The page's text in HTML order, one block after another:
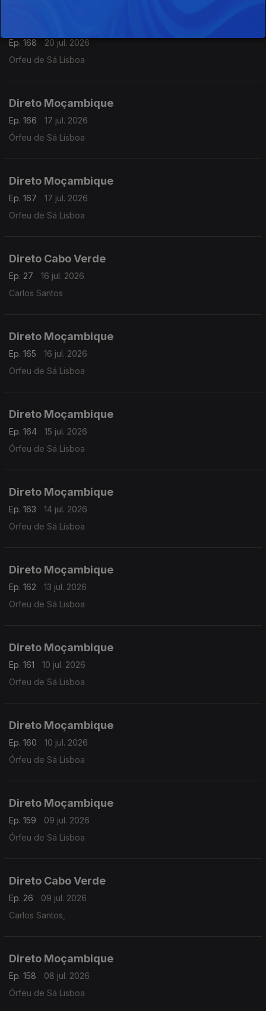
Ep. 168
20 jul. 2026
Orfeu de Sá Lisboa
Direto Moçambique
Ep. 166
17 jul. 2026
Órfeu de Sá Lisboa
Direto Moçambique
Ep. 167
17 jul. 2026
Orfeu de Sá Lisboa
Direto Cabo Verde
Ep. 27
16 jul. 2026
Carlos Santos
Direto Moçambique
Ep. 165
16 jul. 2026
Orfeu de Sá Lisboa
Direto Moçambique
Ep. 164
15 jul. 2026
Órfeu de Sá Lisboa
Direto Moçambique
Ep. 163
14 jul. 2026
Orfeu de Sá Lisboa
Direto Moçambique
Ep. 162
13 jul. 2026
Orfeu de Sá Lisboa
Direto Moçambique
Ep. 161
10 jul. 2026
Orfeu de Sá Lisboa
Direto Moçambique
Ep. 160
10 jul. 2026
Órfeu de Sá Lisboa
Direto Moçambique
Ep. 159
09 jul. 2026
Órfeu de Sá Lisboa
Direto Cabo Verde
Ep. 26
09 jul. 2026
Carlos Santos,
Direto Moçambique
Ep. 158
08 jul. 2026
Órfeu de Sá Lisboa